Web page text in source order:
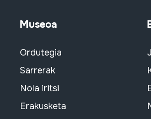
Museoa
Ordutegia
Sarrerak
Nola iritsi
Erakusketa